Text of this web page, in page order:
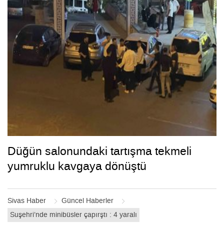
Sivas Haber
Güncel Haberler
Suşehri’nde minibüsler çapırştı : 4 yaralı
Düğün salonundaki tartışma tekmeli
yumruklu kavgaya dönüştü